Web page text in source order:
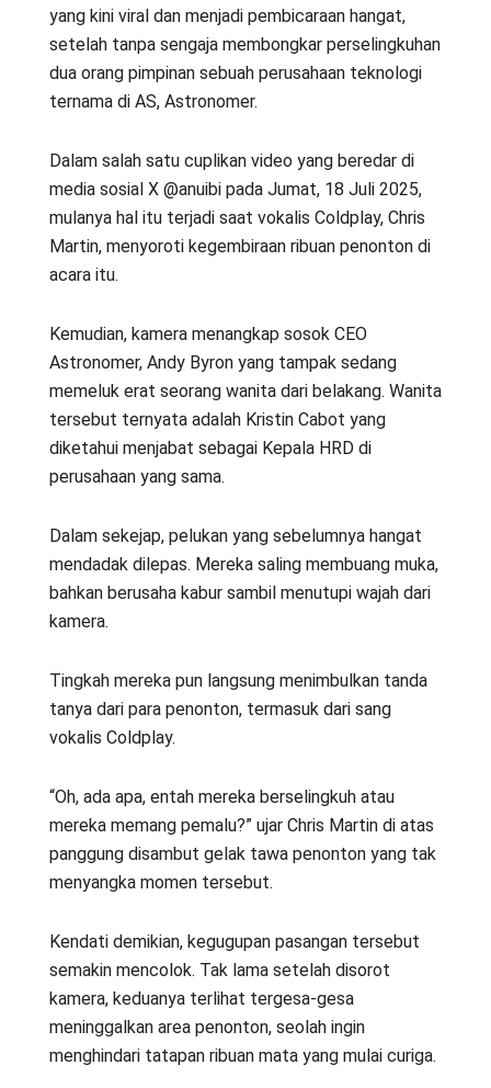
yang kini viral dan menjadi pembicaraan hangat,
setelah tanpa sengaja membongkar perselingkuhan
dua orang pimpinan sebuah perusahaan teknologi
ternama di AS, Astronomer.
Dalam salah satu cuplikan video yang beredar di
media sosial X @anuibi pada Jumat, 18 Juli 2025,
mulanya hal itu terjadi saat vokalis Coldplay, Chris
Martin, menyoroti kegembiraan ribuan penonton di
acara itu.
Kemudian, kamera menangkap sosok CEO
Astronomer, Andy Byron yang tampak sedang
memeluk erat seorang wanita dari belakang. Wanita
tersebut ternyata adalah Kristin Cabot yang
diketahui menjabat sebagai Kepala HRD di
perusahaan yang sama.
Dalam sekejap, pelukan yang sebelumnya hangat
mendadak dilepas. Mereka saling membuang muka,
bahkan berusaha kabur sambil menutupi wajah dari
kamera.
Tingkah mereka pun langsung menimbulkan tanda
tanya dari para penonton, termasuk dari sang
vokalis Coldplay.
“Oh, ada apa, entah mereka berselingkuh atau
mereka memang pemalu?” ujar Chris Martin di atas
panggung disambut gelak tawa penonton yang tak
menyangka momen tersebut.
Kendati demikian, kegugupan pasangan tersebut
semakin mencolok. Tak lama setelah disorot
kamera, keduanya terlihat tergesa-gesa
meninggalkan area penonton, seolah ingin
menghindari tatapan ribuan mata yang mulai curiga.